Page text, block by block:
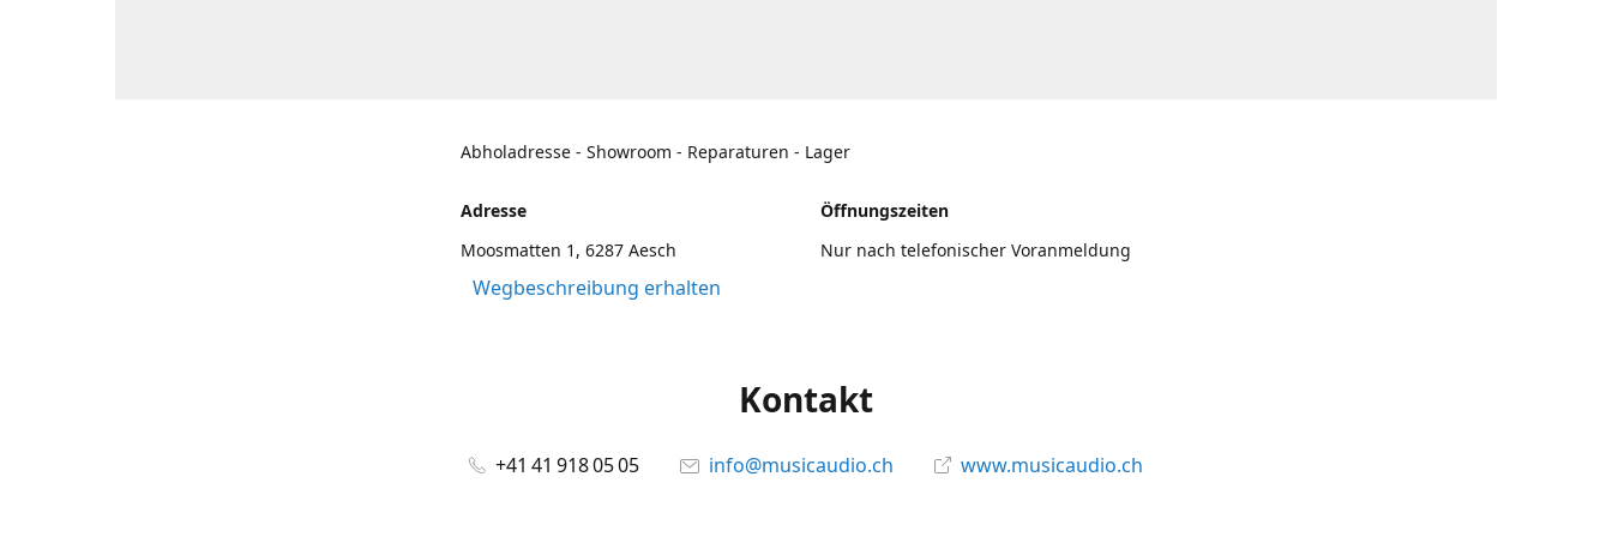
Abholadresse - Showroom - Reparaturen - Lager
Adresse
Moosmatten 1, 6287 Aesch
Wegbeschreibung erhalten
Öffnungszeiten
Nur nach telefonischer Voranmeldung
Kontakt
+41 41 918 05 05 info@musicaudio.ch www.musicaudio.ch